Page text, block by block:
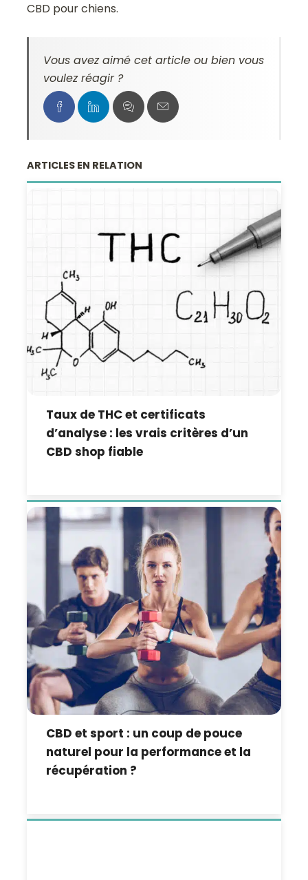
CBD pour chiens.
Vous avez aimé cet article ou bien vous
voulez réagir ?
ARTICLES EN RELATION
Taux de THC et certificats
d’analyse : les vrais critères d’un
CBD shop fiable
CBD et sport : un coup de pouce
naturel pour la performance et la
récupération ?